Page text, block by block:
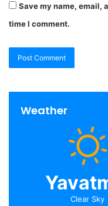
Save my name, email,
time I comment.
Weather
Clear Sky